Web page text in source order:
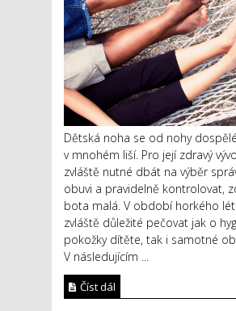
Dětská noha se od nohy
v mnohém liší. Pro její zdravý
zvláště nutné dbát na výběr
obuvi a pravidelně kontrolovat,
bota malá. V období horkého
zvláště důležité pečovat jak o
pokožky dítěte, tak i samotné
V následujícím ...
Číst dál